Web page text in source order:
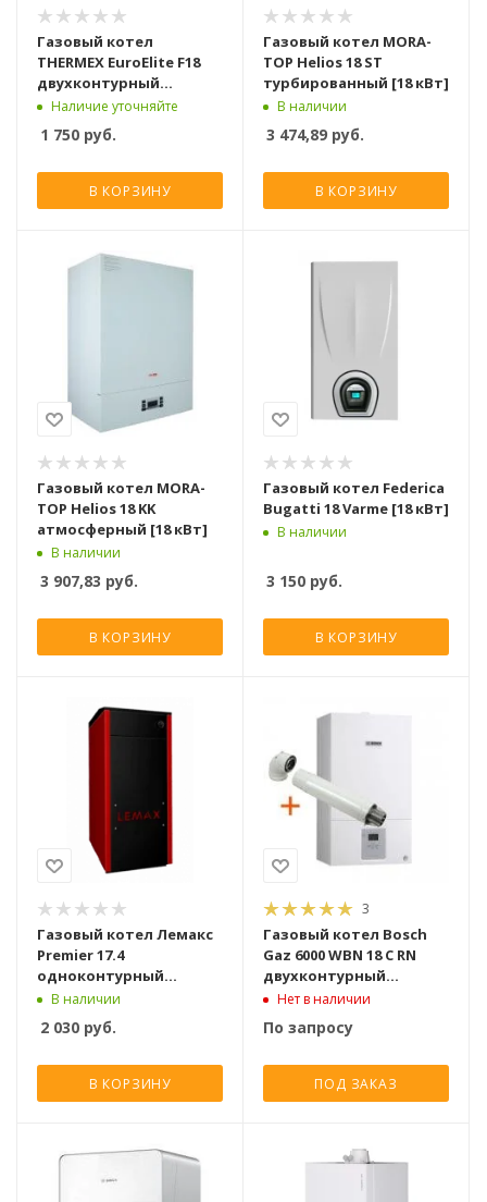
Газовый котел
THERMEX EuroElite F18
двухконтурный
турбированный [18 кВт]
Наличие уточняйте
1 750 руб.
В КОРЗИНУ
Газовый котел MORA-
TOP Helios 18 ST
турбированный [18 кВт]
В наличии
3 474,89 руб.
В КОРЗИНУ
Газовый котел MORA-
TOP Helios 18 KK
атмосферный [18 кВт]
В наличии
3 907,83 руб.
В КОРЗИНУ
Газовый котел Federica
Bugatti 18 Varme [18 кВт]
В наличии
3 150 руб.
В КОРЗИНУ
Газовый котел Лемакс
Premier 17.4
одноконтурный
атмосферный [17.4 кВт]
В наличии
2 030 руб.
В КОРЗИНУ
3
Газовый котел Bosch
Gaz 6000 WBN 18 C RN
двухконтурный
турбированный [18 кВт]
Нет в наличии
По запросу
ПОД ЗАКАЗ